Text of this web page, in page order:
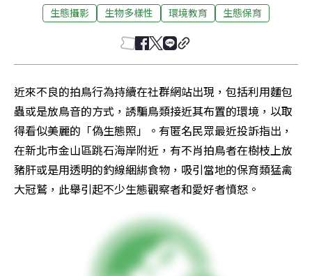
生態攝影 生物多樣性 環境教育 生態保育
近來不良的拍鳥行為持續在社群網站出現，包括利用麵包
蟲或是放鳥音的方式，誘騙鳥類接近其布置的環境，以取
得看似美麗的「偽生態照」。有匿名民眾最近投訴指出，
在新北市金山區跳石海岸附近，有不肖拍鳥者在樹枝上放
豬肝或是用透明的釣線綑綁食物，吸引當地的保育類猛禽
大冠鷲，此舉引起不少生態觀察者和愛好者憤怒。